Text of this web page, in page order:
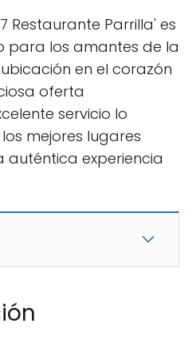
Restaurante Parrilla' es
para los amantes de la
en el corazón
oferta
servicio lo
mejores lugares
experiencia